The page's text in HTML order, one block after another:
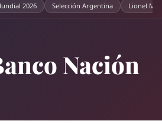
2026 Selección Argentina Lionel
Nación